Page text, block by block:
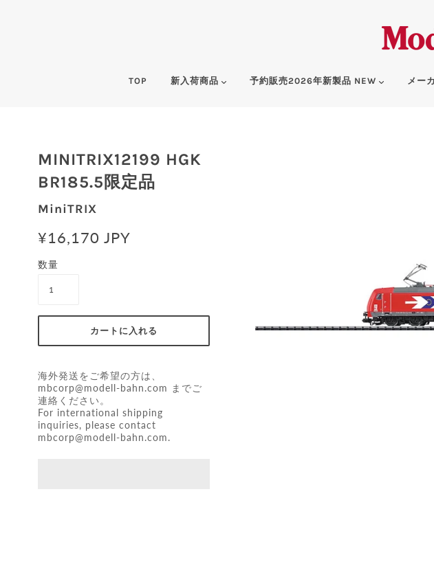
TOP 新入荷商品 予約販売2026年新製品 NEW メー
MINITRIX12199 HGK
BR185.5限定品
MiniTRIX
¥16,170 JPY
数量
海外発送をご希望の方は、
mbcorp@modell-bahn.com
までご
連絡ください。
For international shipping
inquiries, please contact
mbcorp@modell-bahn.com.